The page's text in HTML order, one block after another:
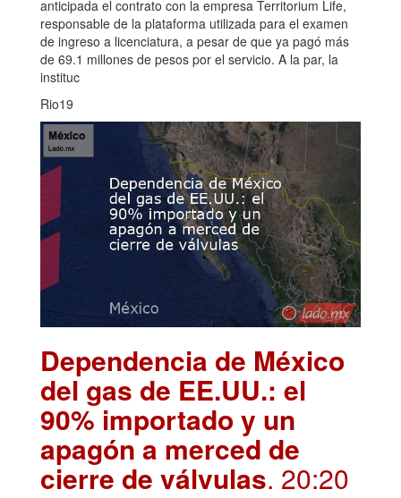
anticipada el contrato con la empresa Territorium Life,
responsable de la plataforma utilizada para el examen
de ingreso a licenciatura, a pesar de que ya pagó más
de 69.1 millones de pesos por el servicio. A la par, la
instituc
Rio19
Dependencia de México
del gas de EE.UU.: el
90% importado y un
apagón a merced de
cierre de válvulas. 20:20